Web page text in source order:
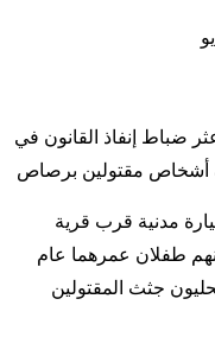
ضباط إنفاذ القانون في
مدنية قرب قرية
ذلك 5 أشخاص، بينهم طفلان عمرهما عام
جثث المقتولين